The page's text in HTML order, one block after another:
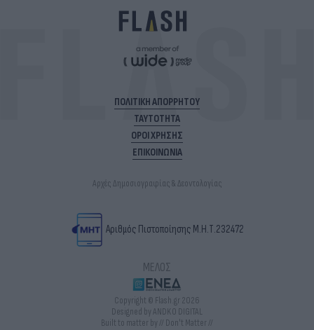
ΠΟΛΙΤΙΚΗ ΑΠΟΡΡΗΤΟΥ
ΤΑΥΤΟΤΗΤΑ
ΟΡΟΙ ΧΡΗΣΗΣ
ΕΠΙΚΟΙΝΩΝΙΑ
Αρχές Δημοσιογραφίας & Δεοντολογίας
Αριθμός Πιστοποίησης Μ.Η.Τ.232472
ΜΕΛΟΣ
Copyright © Flash.gr 2026
Designed by ANDKO DIGITAL
Built to matter by // Don't Matter //